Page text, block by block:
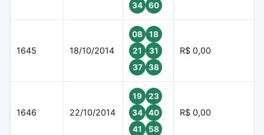
34
60
1645 18/10/2014
08
18
21
31
37
38
R$ 0,00
1646 22/10/2014
19
23
34
40
41
58
R$ 0,00